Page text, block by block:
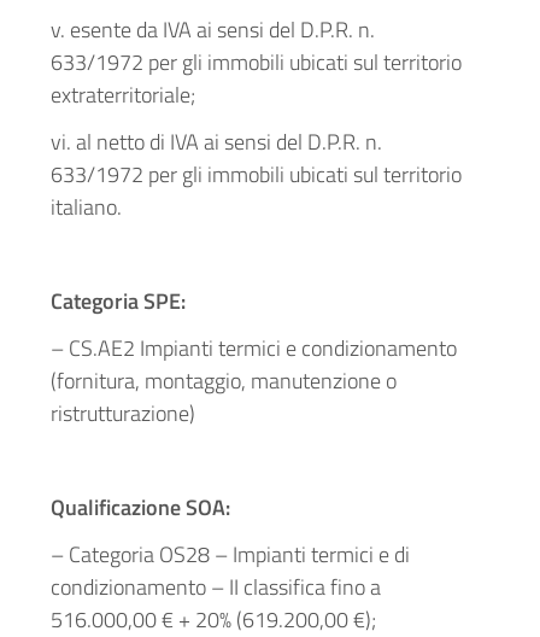
v. esente da IVA ai sensi del D.P.R. n.
633/1972 per gli immobili ubicati sul territorio
extraterritoriale;
vi. al netto di IVA ai sensi del D.P.R. n.
633/1972 per gli immobili ubicati sul territorio
italiano.
Categoria SPE:
– CS.AE2 Impianti termici e condizionamento
(fornitura, montaggio, manutenzione o
ristrutturazione)
Qualificazione SOA:
– Categoria OS28 – Impianti termici e di
condizionamento – II classifica fino a
516.000,00 € + 20% (619.200,00 €);